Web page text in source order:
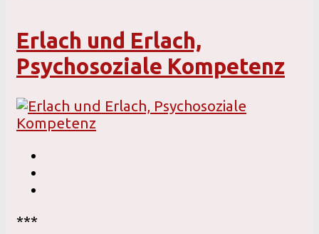
Erlach und Erlach,
Psychosoziale Kompetenz
***